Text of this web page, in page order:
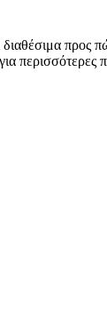
προς
περισσότερες